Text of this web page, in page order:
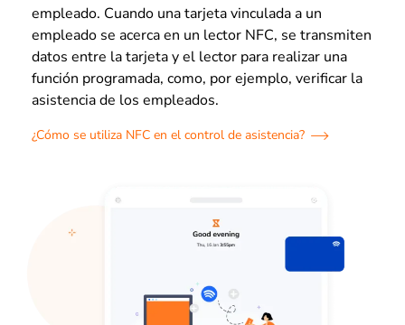
empleado. Cuando una tarjeta vinculada a un
empleado se acerca en un lector NFC, se transmiten
datos entre la tarjeta y el lector para realizar una
función programada, como, por ejemplo, verificar la
asistencia de los empleados.
¿Cómo se utiliza NFC en el control de asistencia?